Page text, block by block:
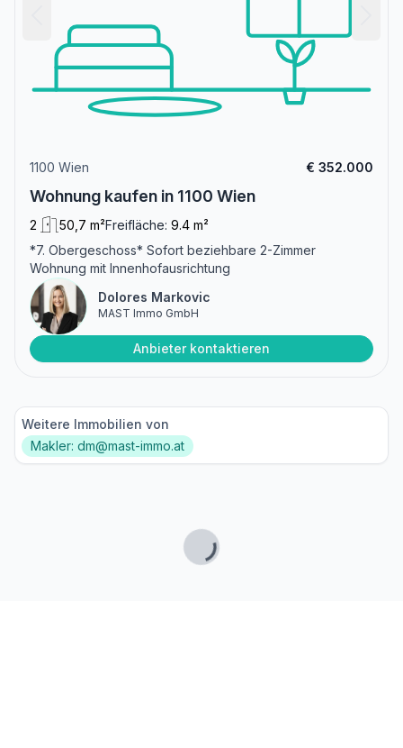
1100 Wien € 352.000
Wohnung kaufen in 1100 Wien
2 50,7 m²Freifläche: 9.4 m²
*7. Obergeschoss* Sofort beziehbare 2-Zimmer
Wohnung mit Innenhofausrichtung
Dolores Markovic
MAST Immo GmbH
Anbieter kontaktieren
Weitere Immobilien von
Makler: dm@mast-immo.at